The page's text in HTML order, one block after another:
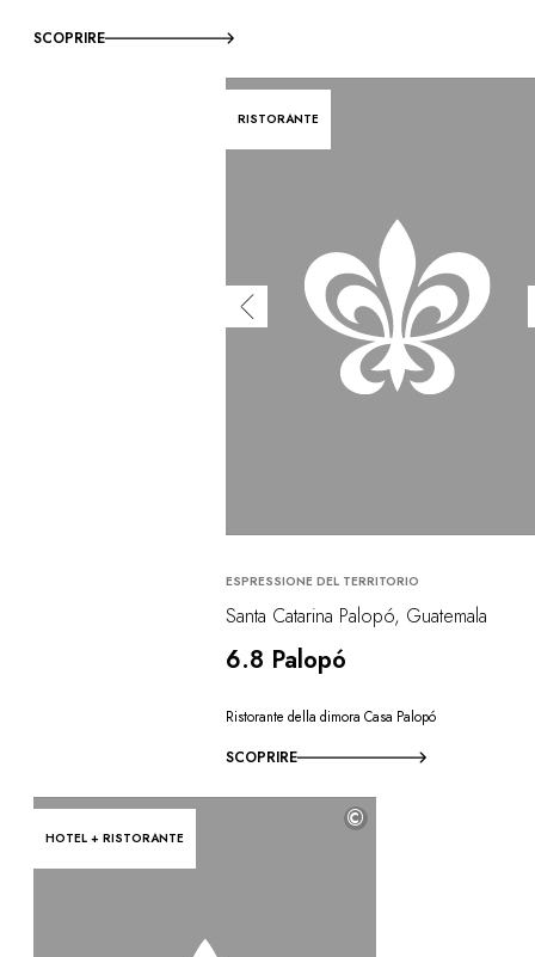
SCOPRIRE
RISTORANTE
ESPRESSIONE DEL TERRITORIO
Santa Catarina Palopó, Guatemala
6.8 Palopó
Ristorante della dimora Casa Palopó
SCOPRIRE
HOTEL + RISTORANTE
©